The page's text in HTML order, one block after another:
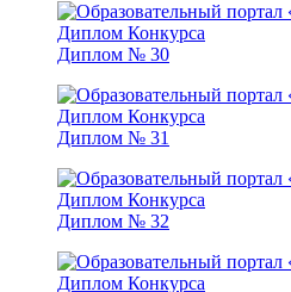
Диплом № 30
Диплом № 31
Диплом № 32